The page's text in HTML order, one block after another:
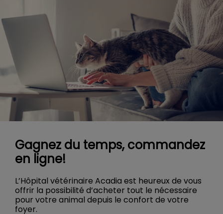
Gagnez du temps, commandez
en ligne!
L’Hôpital vétérinaire Acadia est heureux de vous
offrir la possibilité d’acheter tout le nécessaire
pour votre animal depuis le confort de votre
foyer.